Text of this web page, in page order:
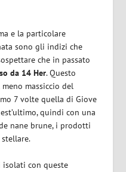
e la particolare
sono gli indizi che
che in passato
da 14 Her. Questo
massiccio del
7 volte quella di Giove
quindi con una
nane brune, i prodotti
isolati con queste